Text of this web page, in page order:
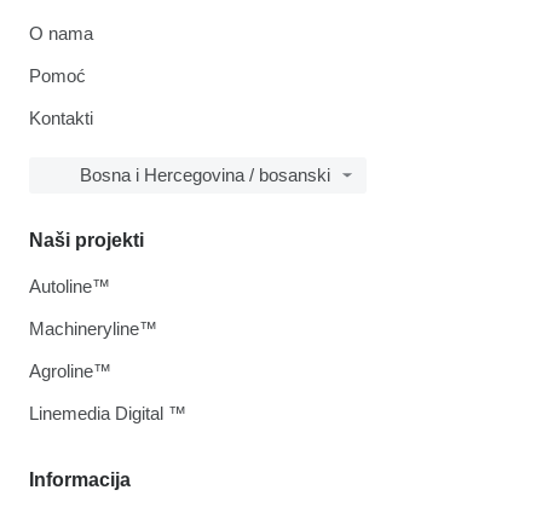
O nama
Pomoć
Kontakti
Bosna i Hercegovina / bosanski
Informacija
Naši projekti
Autoline™
Machineryline™
Agroline™
Linemedia Digital ™